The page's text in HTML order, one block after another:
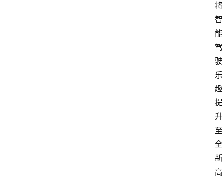
将
智
能
驾
驶
乐
趣
提
升
至
全
新
高